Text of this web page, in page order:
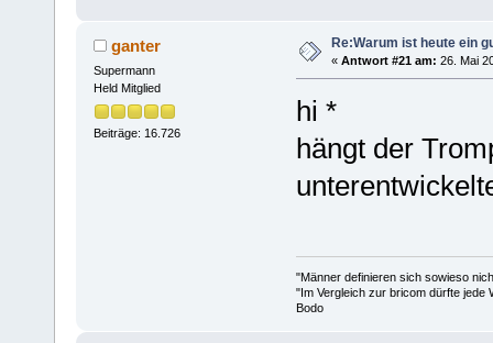
ganter
Supermann
Held Mitglied
Beiträge: 16.726
Re:Warum ist heute ein
« Antwort #21 am: 26. Mai
hi *
hängt der
"Männer definieren sich sowieso
"Im Vergleich zur bricom dürfte jede
Bodo